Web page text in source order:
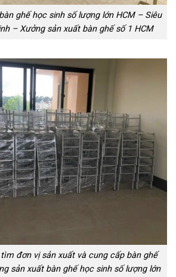
ghế học sinh số lượng lớn HCM – Siêu
– Xưởng sản xuất bàn ghế số 1 HCM
đơn vị sản xuất và cung cấp bàn ghế
sản xuất bàn ghế học sinh số lượng lớn